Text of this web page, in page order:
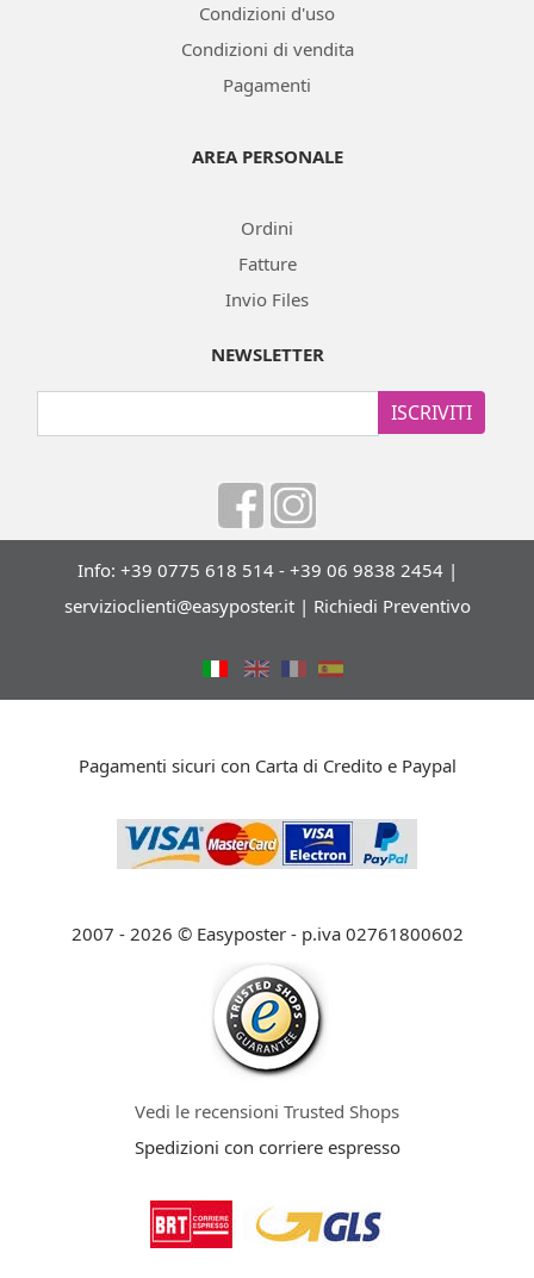
Condizioni d'uso
Condizioni di vendita
Pagamenti
AREA PERSONALE
Ordini
Fatture
Invio Files
NEWSLETTER
ISCRIVITI
Info: +39 0775 618 514 - +39 06 9838 2454 |
servizioclienti@easyposter.it| Richiedi Preventivo
Pagamenti sicuri con Carta di Credito e Paypal
2007 - 2026 © Easyposter - p.iva 02761800602
Vedi le recensioni Trusted Shops
Spedizioni con corriere espresso